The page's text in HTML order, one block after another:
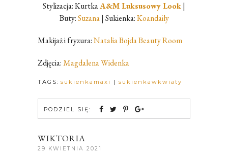
Stylizacja: KurtkaA&M Luksusowy Look|
Buty:Suzana| Sukienka:Koandaily
Makijaż i fryzura:Natalia Bojda Beauty Room
Zdjęcia:Magdalena Widenka
TAGS: sukienkamaxi | sukienkawkwiaty
PODZIEL SIĘ:
WIKTORIA
29 KWIETNIA 2021